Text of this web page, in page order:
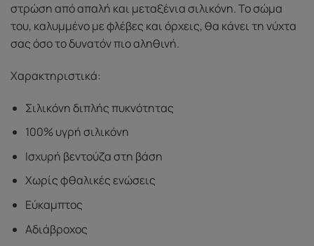
στρώση από απαλή και μεταξένια σιλικόνη. Το σώμα
του, καλυμμένο με φλέβες και όρχεις, θα κάνει τη νύχτα
σας όσο το δυνατόν πιο αληθινή.
Χαρακτηριστικά:
Σιλικόνη διπλής πυκνότητας
100% υγρή σιλικόνη
Ισχυρή βεντούζα στη βάση
Χωρίς φθαλικές ενώσεις
Εύκαμπτος
Αδιάβροχος